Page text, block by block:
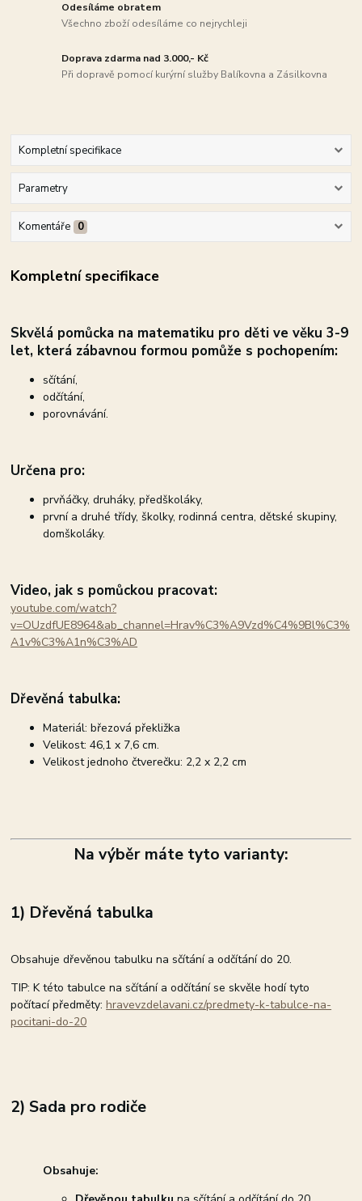
Odesíláme obratem
Všechno zboží odesíláme co nejrychleji
Doprava zdarma nad 3.000,- Kč
Při dopravě pomocí kurýrní služby Balíkovna a Zásilkovna
Kompletní specifikace
Parametry
Komentáře 0
Kompletní specifikace
Skvělá pomůcka na matematiku pro děti ve věku 3-9
let, která zábavnou formou pomůže s pochopením:
sčítání,
odčítání,
porovnávání.
Určena pro:
prvňáčky, druháky, předškoláky,
první a druhé třídy, školky, rodinná centra, dětské skupiny,
domškoláky.
Video, jak s pomůckou pracovat:
youtube.com/watch?
v=OUzdfUE8964&ab_channel=Hrav%C3%A9Vzd%C4%9Bl%C3%
A1v%C3%A1n%C3%AD
Dřevěná tabulka:
Materiál: březová překližka
Velikost: 46,1 x 7,6 cm.
Velikost jednoho čtverečku: 2,2 x 2,2 cm
Na výběr máte tyto varianty:
1) Dřevěná tabulka
Obsahuje dřevěnou tabulku na sčítání a odčítání do 20.
TIP: K této tabulce na sčítání a odčítání se skvěle hodí tyto
počítací předměty:hravevzdelavani.cz/predmety-k-tabulce-na-
pocitani-do-20
2) Sada pro rodiče
Obsahuje: